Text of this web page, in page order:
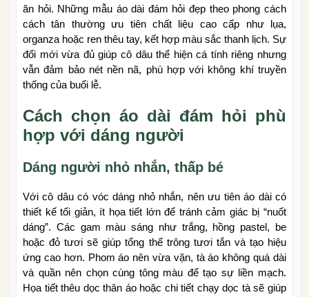
ăn hỏi. Những mẫu áo dài đám hỏi đẹp theo phong cách
cách tân thường ưu tiên chất liệu cao cấp như lụa,
organza hoặc ren thêu tay, kết hợp màu sắc thanh lịch. Sự
đổi mới vừa đủ giúp cô dâu thể hiện cá tính riêng nhưng
vẫn đảm bảo nét nền nã, phù hợp với không khí truyền
thống của buổi lễ.
Cách chọn áo dài đám hỏi phù
hợp với dáng người
Dáng người nhỏ nhắn, thấp bé
Với cô dâu có vóc dáng nhỏ nhắn, nên ưu tiên áo dài có
thiết kế tối giản, ít họa tiết lớn để tránh cảm giác bị “nuốt
dáng”. Các gam màu sáng như trắng, hồng pastel, be
hoặc đỏ tươi sẽ giúp tổng thể trông tươi tắn và tạo hiệu
ứng cao hơn. Phom áo nên vừa vặn, tà áo không quá dài
và quần nên chọn cùng tông màu để tạo sự liền mạch.
Họa tiết thêu dọc thân áo hoặc chi tiết chạy dọc tà sẽ giúp